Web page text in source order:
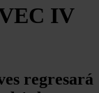
IV
regresará